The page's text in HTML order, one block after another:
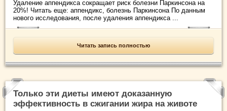
Удаление аппендикса сокращает риск болезни Паркинсона на
20%! Читать еще: аппендикс, болезнь Паркинсона По данным
нового исследования, после удаления аппендикса ...
Читать запись полностью
Только эти диеты имеют доказанную
эффективность в сжигании жира на животе